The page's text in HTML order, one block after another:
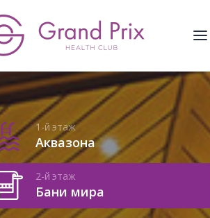
1-й этаж
Аквазона
2-й этаж
Бани мира